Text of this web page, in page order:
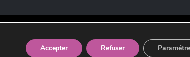
Accepter Refuser